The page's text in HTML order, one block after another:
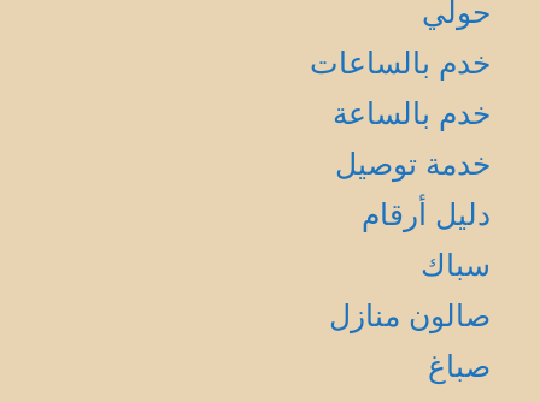
حولي
خدم بالساعات
خدم بالساعة
خدمة توصيل
دليل أرقام
سباك
صالون منازل
صباغ